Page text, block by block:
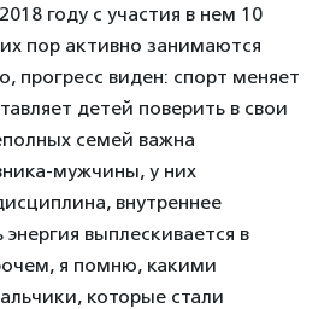
году с участия в нем 10
пор активно занимаются
прогресс виден: спорт меняет
детей поверить в свои
семей важна
мужчины, у них
внутреннее
выплескивается в
я помню, какими
которые стали